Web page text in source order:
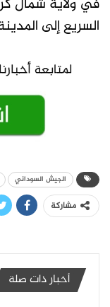
السريع إلى
الجيش السوداني
مشاركة
أخبار ذات صلة